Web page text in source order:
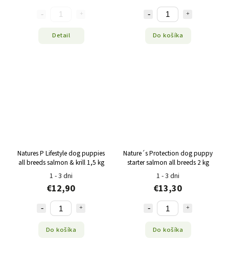
Detail Do košíka
Natures P Lifestyle dog puppies
all breeds salmon & krill 1,5 kg
1 - 3 dni
€12,90
Do košíka
Nature´s Protection dog puppy
starter salmon all breeds 2 kg
1 - 3 dni
€13,30
Do košíka